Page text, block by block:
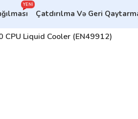
YENI
Çatdırılma Və Geri
Liquid Cooler (EN49912)